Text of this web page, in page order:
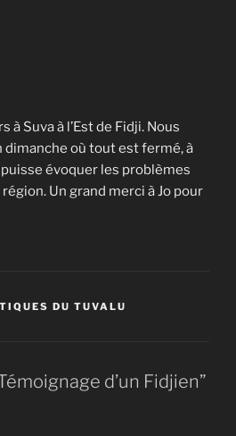
à Suva à l’Est de Fidji. Nous
dimanche où tout est fermé, à
évoquer les problèmes
Un grand merci à Jo pour
DU TUVALU
d’un Fidjien”